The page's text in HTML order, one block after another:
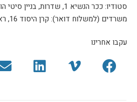
סטודיו: ככר הנשיא 1, שדרות, בניין סיטי הול
משרדים (למשלוח דואר): קרן היסוד 16, ראשל"צ
עקבו אחרינו